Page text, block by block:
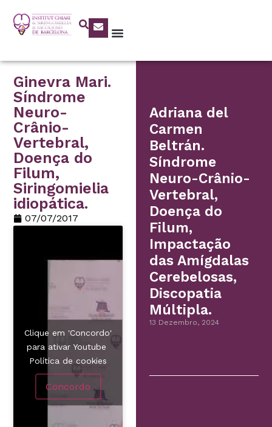
Ginevra Mari.
Síndrome
Neuro-
Crânio-
Vertebral,
Doença do
Filum,
Siringomielia
idiopática.
07/07/2017
Clique em 'Concordo'
para ativar Youtube
Política de cookies
Concordo
Adriana del
Carmen
Beltrán.
Síndrome
Neuro-Crânio-
Vertebral,
Doença do
Filum,
Impactação
das Amígdalas
Cerebelosas,
Discopatia
Múltipla.
13 Dezembro, 2024